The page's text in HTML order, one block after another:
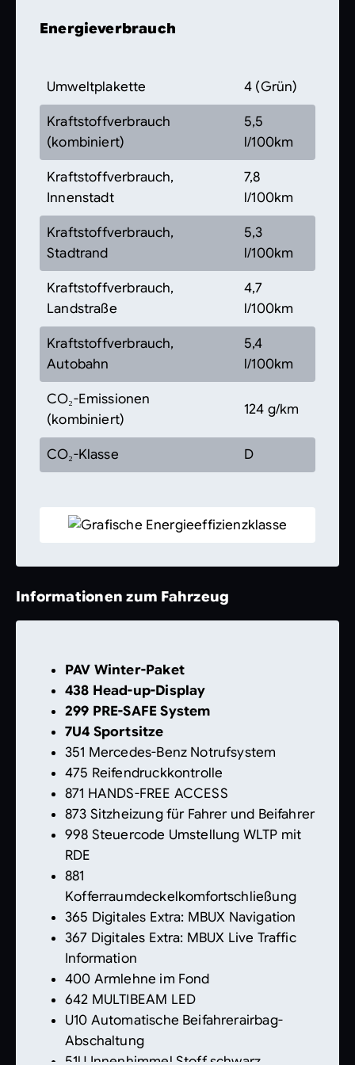
Energieverbrauch
Umweltplakette 4 (Grün)
Kraftstoffverbrauch
(kombiniert)
5,5
l/100km
Kraftstoffverbrauch,
Innenstadt
7,8
l/100km
Kraftstoffverbrauch,
Stadtrand
5,3
l/100km
Kraftstoffverbrauch,
Landstraße
4,7
l/100km
Kraftstoffverbrauch,
Autobahn
5,4
l/100km
CO₂-Emissionen
(kombiniert)
124 g/km
CO₂-Klasse D
Informationen zum Fahrzeug
PAV Winter-Paket
438 Head-up-Display
299 PRE-SAFE System
7U4 Sportsitze
351 Mercedes-Benz Notrufsystem
475 Reifendruckkontrolle
871 HANDS-FREE ACCESS
873 Sitzheizung für Fahrer und Beifahrer
998 Steuercode Umstellung WLTP mit
RDE
881
Kofferraumdeckelkomfortschließung
365 Digitales Extra: MBUX Navigation
367 Digitales Extra: MBUX Live Traffic
Information
400 Armlehne im Fond
642 MULTIBEAM LED
U10 Automatische Beifahrerairbag-
Abschaltung
51U Innenhimmel Stoff schwarz